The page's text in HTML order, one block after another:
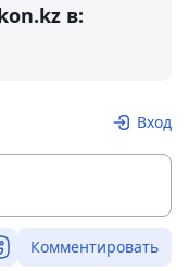
в:
Вход
Комментировать